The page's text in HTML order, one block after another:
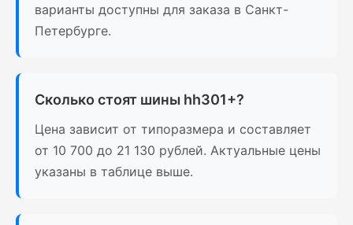
варианты доступны для заказа в Санкт-
Петербурге.
Сколько стоят шины hh301+?
Цена зависит от типоразмера и составляет
от 10 700 до 21 130 рублей. Актуальные цены
указаны в таблице выше.